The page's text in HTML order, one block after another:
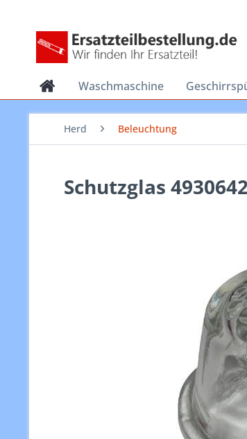
Waschmaschine
Herd Beleuchtung
Schutzglas